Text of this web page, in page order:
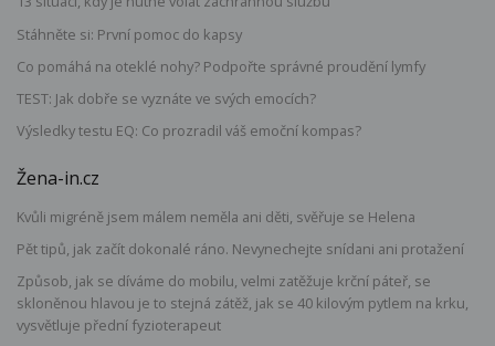
Stáhněte si: První pomoc do kapsy
Co pomáhá na oteklé nohy? Podpořte správné proudění lymfy
TEST: Jak dobře se vyznáte ve svých emocích?
Výsledky testu EQ: Co prozradil váš emoční kompas?
Žena-in.cz
Kvůli migréně jsem málem neměla ani děti, svěřuje se Helena
Pět tipů, jak začít dokonalé ráno. Nevynechejte snídani ani protažení
Způsob, jak se díváme do mobilu, velmi zatěžuje krční páteř, se
skloněnou hlavou je to stejná zátěž, jak se 40 kilovým pytlem na krku,
vysvětluje přední fyzioterapeut